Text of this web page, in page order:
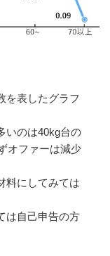
を表したグラフ
いのは40kg台の
オファーは減少
料にしてみては
は自己申告の方